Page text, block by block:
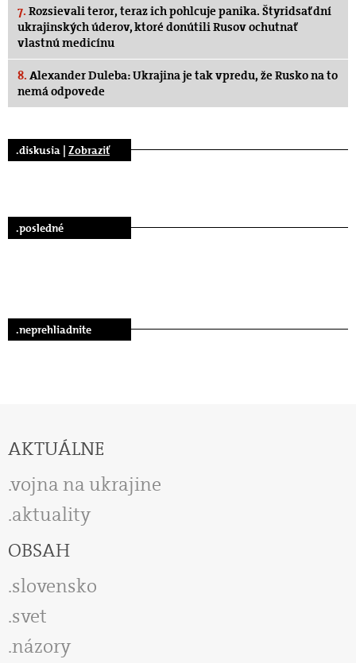
7. Rozsievali teror, teraz ich pohlcuje panika. Štyridsať dní
ukrajinských úderov, ktoré donútili Rusov ochutnať
vlastnú medicínu
8. Alexander Duleba: Ukrajina je tak vpredu, že Rusko na to
nemá odpovede
.diskusia | Zobraziť
.posledné
.neprehliadnite
AKTUÁLNE
vojna na ukrajine
aktuality
OBSAH
slovensko
svet
názory